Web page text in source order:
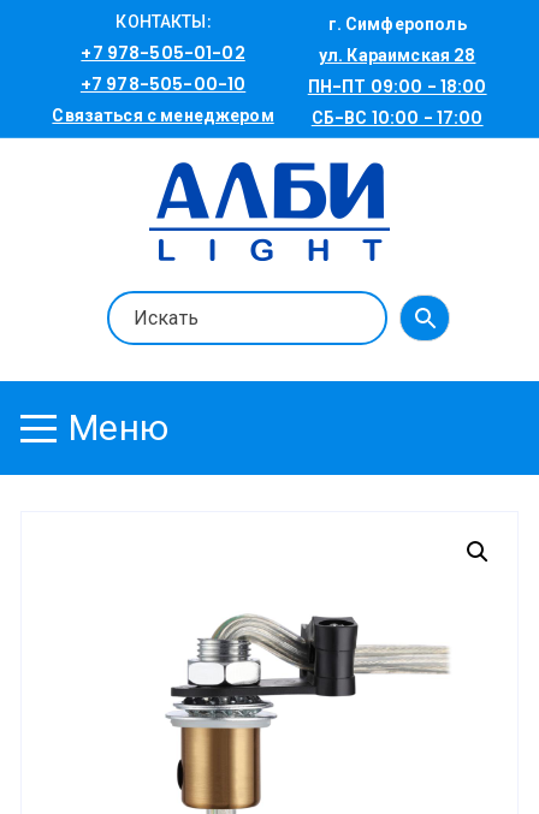
КОНТАКТЫ:
+7 978-505-01-02
+7 978-505-00-10
Связаться с менеджером
г. Симферополь
ул. Караимская 28
ПН-ПТ 09:00 - 18:00
СБ-ВС 10:00 - 17:00
Меню